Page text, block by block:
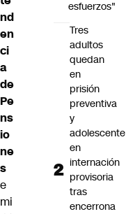
nd
en
ci
a
de
Pe
ns
io
ne
s
e
mi
esfuerzos"
Tres
adultos
quedan
en
prisión
preventiva
y
adolescente
en
internación
provisoria
tras
encerrona